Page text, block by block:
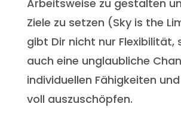
Arbeitsweise zu gestalten
Ziele zu setzen (Sky is the
gibt Dir nicht nur Flexibilität,
auch eine unglaubliche
individuellen Fähigkeiten
voll auszuschöpfen.